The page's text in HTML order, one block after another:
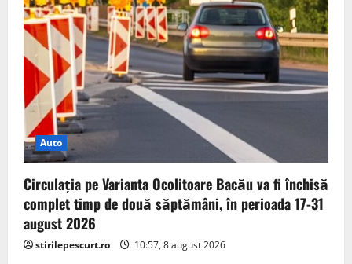
Auto
Circulația pe Varianta Ocolitoare Bacău va fi închisă
complet timp de două săptămâni, în perioada 17-31
august 2026
stirilepescurt.ro 10:57, 8 august 2026